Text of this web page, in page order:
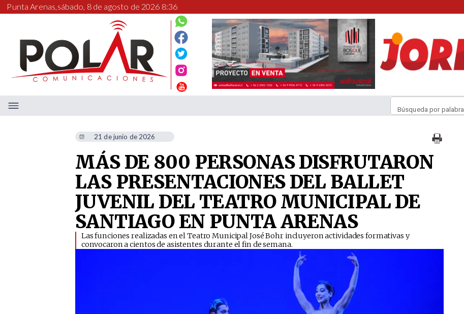
Punta Arenas,sábado, 8 de agosto de 2026 8:36
Búsqueda por palabra
21 de junio de 2026
MÁS DE 800 PERSONAS DISFRUTARON
LAS PRESENTACIONES DEL BALLET
JUVENIL DEL TEATRO MUNICIPAL DE
SANTIAGO EN PUNTA ARENAS
​Las funciones realizadas en el Teatro Municipal José Bohr incluyeron actividades formativas y
convocaron a cientos de asistentes durante el fin de semana.